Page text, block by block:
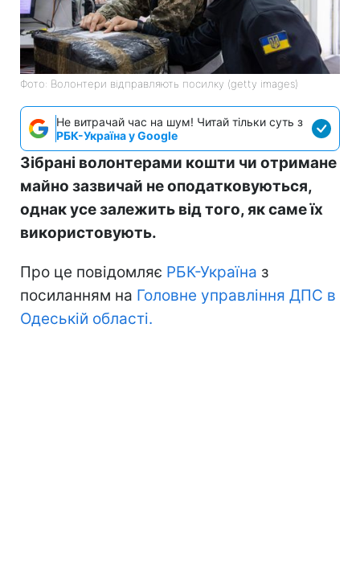
Фото: Волонтери відправляють посилку (getty images)
Не витрачай час на шум! Читай тільки суть з
РБК-Україна у Google
Зібрані волонтерами кошти чи отримане
майно зазвичай не оподатковуються,
однак усе залежить від того, як саме їх
використовують.
Про це повідомляє РБК-Україна з
посиланням на Головне управління ДПС в
Одеській області.